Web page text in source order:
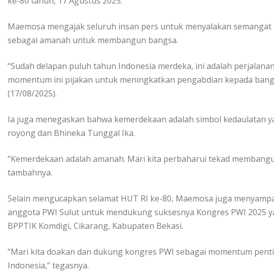
Maemosa mengajak seluruh insan pers untuk menyalakan
sebagai amanah untuk membangun bangsa.
“Sudah delapan puluh tahun Indonesia merdeka, ini adalah
momentum ini pijakan untuk meningkatkan pengabdian kepada
(17/08/2025).
Ia juga menegaskan bahwa kemerdekaan adalah simbol kedaulatan
royong dan Bhineka Tunggal Ika.
“Kemerdekaan adalah amanah. Mari kita perbaharui tekad
tambahnya.
Selain mengucapkan selamat HUT RI ke-80, Maemosa juga
anggota PWI Sulut untuk mendukung suksesnya Kongres PWI 2025
BPPTIK Komdigi, Cikarang, Kabupaten Bekasi.
“Mari kita doakan dan dukung kongres PWI sebagai momentum
Indonesia,” tegasnya.